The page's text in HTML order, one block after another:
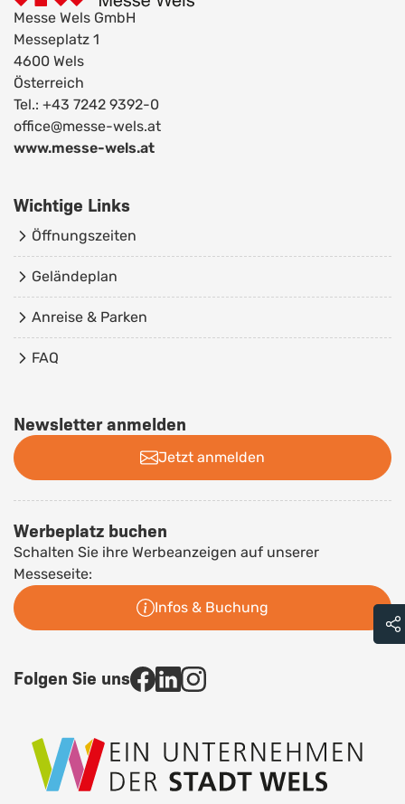
Messe Wels GmbH
Messeplatz 1
4600 Wels
Österreich
Tel.: +43 7242 9392-0
office@messe-wels.at
www.messe-wels.at
Wichtige Links
Öffnungszeiten
Geländeplan
Anreise & Parken
FAQ
Newsletter anmelden
Jetzt anmelden
Werbeplatz buchen
Schalten Sie ihre Werbeanzeigen auf unserer
Messeseite:
Infos & Buchung
Folgen Sie uns